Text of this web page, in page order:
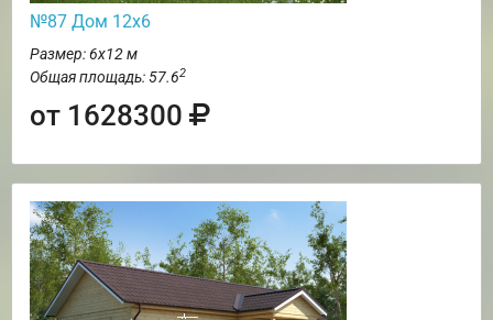
№87 Дом 12х6
Размер: 6х12 м
Общая площадь: 57.62
от 1628300